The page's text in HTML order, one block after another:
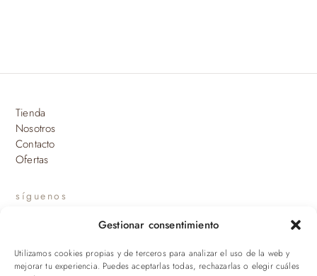
Gestionar consentimiento
Utilizamos cookies propias y de terceros para analizar el uso de la web y
mejorar tu experiencia. Puedes aceptarlas todas, rechazarlas o elegir cuáles
Tienda
Nosotros
Contacto
Ofertas
síguenos
suscríbete a nuestras novedades